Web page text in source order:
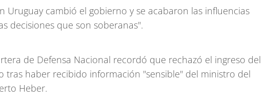
Uruguay cambió el gobierno y se acabaron las influencias
decisiones que son soberanas".
de Defensa Nacional recordó que rechazó el ingreso del
tras haber recibido información "sensible" del ministro del
Heber.